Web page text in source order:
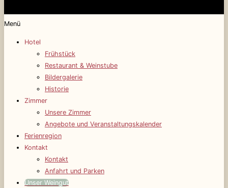
Menü
Hotel
Frühstück
Restaurant & Weinstube
Bildergalerie
Historie
Zimmer
Unsere Zimmer
Angebote und Veranstaltungskalender
Ferienregion
Kontakt
Kontakt
Anfahrt und Parken
Unser Weingut